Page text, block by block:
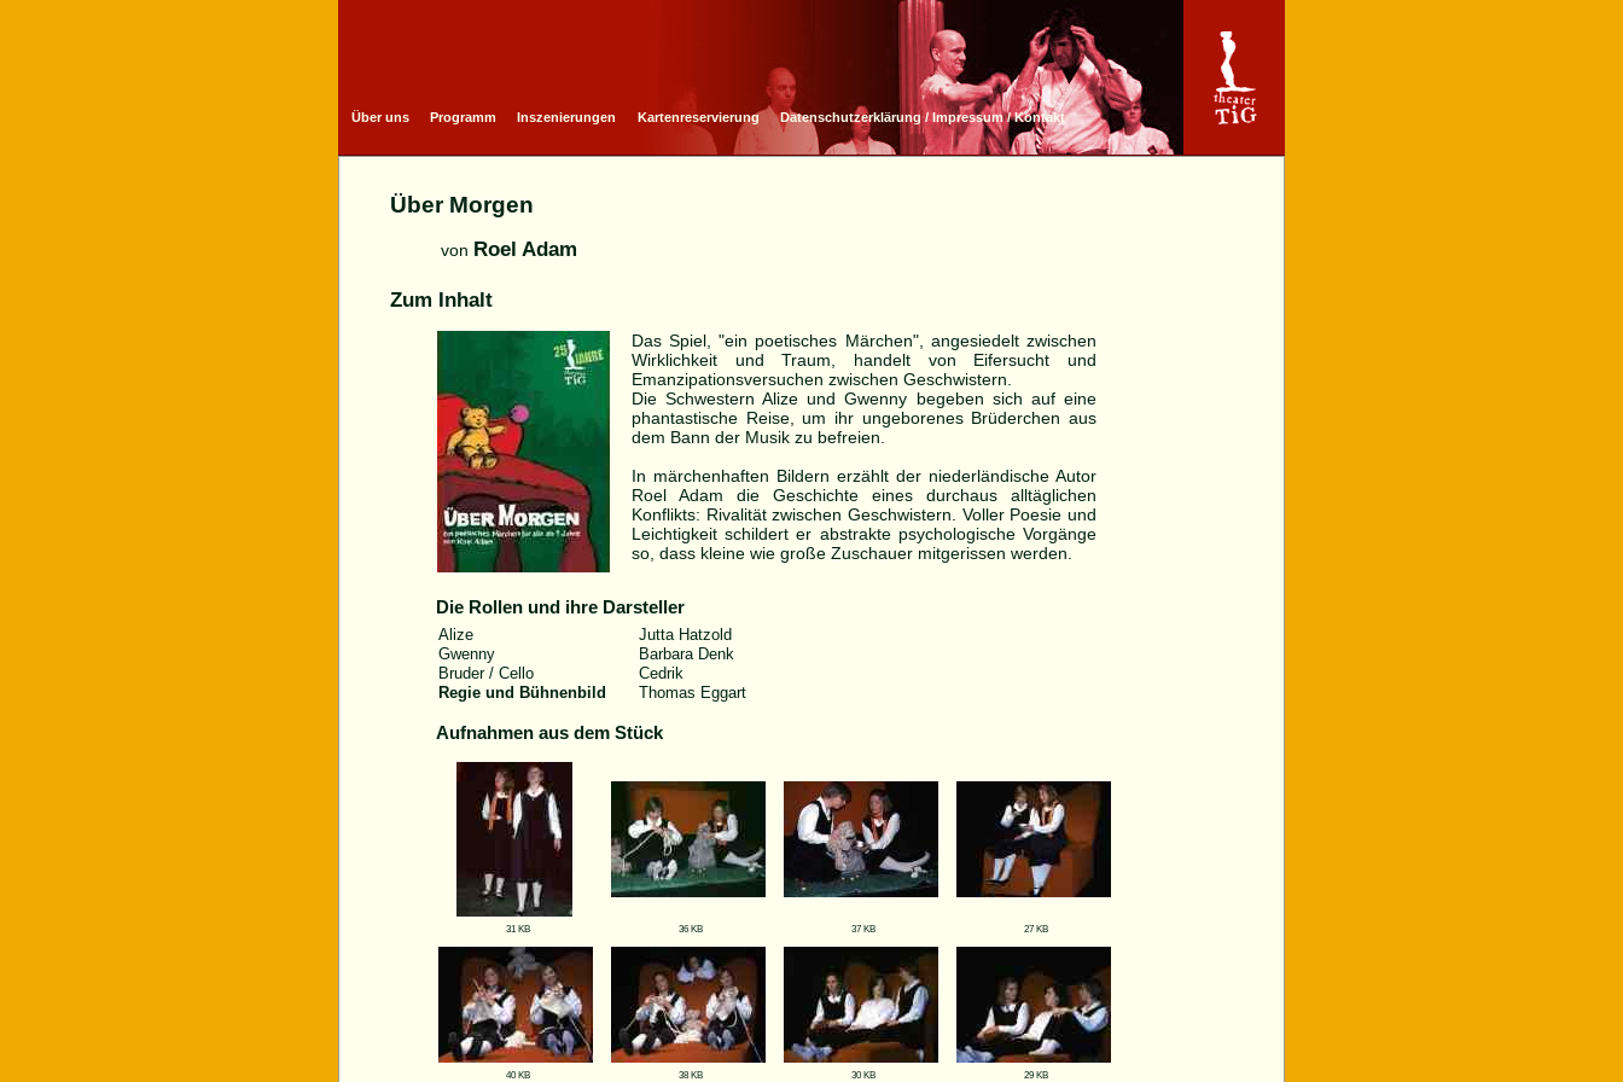
Über uns Programm Inszenierungen Kartenreservierung Datenschutzerklärung / Impressum / Kontakt
Über Morgen
von Roel Adam
Zum Inhalt
Das Spiel, "ein poetisches Märchen", angesiedelt zwischen
Wirklichkeit und Traum, handelt von Eifersucht und
Emanzipationsversuchen zwischen Geschwistern.
Die Schwestern Alize und Gwenny begeben sich auf eine
phantastische Reise, um ihr ungeborenes Brüderchen aus
dem Bann der Musik zu befreien.
In märchenhaften Bildern erzählt der niederländische Autor
Roel Adam die Geschichte eines durchaus alltäglichen
Konflikts: Rivalität zwischen Geschwistern. Voller Poesie und
Leichtigkeit schildert er abstrakte psychologische Vorgänge
so, dass kleine wie große Zuschauer mitgerissen werden.
Die Rollen und ihre Darsteller
Alize
Jutta Hatzold
Gwenny
Barbara Denk
Bruder / Cello
Cedrik
Regie und Bühnenbild
Thomas Eggart
Aufnahmen aus dem Stück
31 KB 36 KB 37 KB 27 KB
40 KB 38 KB 30 KB 29 KB